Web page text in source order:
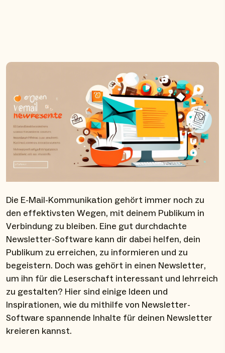
Die E-Mail-Kommunikation gehört immer noch zu
den effektivsten Wegen, mit deinem Publikum in
Verbindung zu bleiben. Eine gut durchdachte
Newsletter-Software kann dir dabei helfen, dein
Publikum zu erreichen, zu informieren und zu
begeistern. Doch was gehört in einen Newsletter,
um ihn für die Leserschaft interessant und lehrreich
zu gestalten? Hier sind einige Ideen und
Inspirationen, wie du mithilfe von Newsletter-
Software spannende Inhalte für deinen Newsletter
kreieren kannst.